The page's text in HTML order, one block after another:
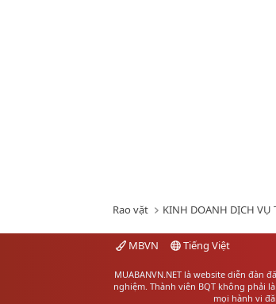
Rao vặt KINH DOANH DỊCH VỤ
MBVN Tiếng Việt
MUABANVN.NET là website diễn đàn
nghiệm. Thành viên BQT không phải
mọi hành vi